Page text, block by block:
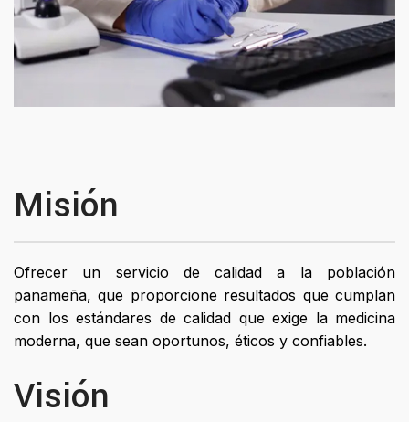
Misión
Ofrecer un servicio de calidad a la población
panameña, que proporcione resultados que cumplan
con los estándares de calidad que exige la medicina
moderna, que sean oportunos, éticos y confiables.
Visión